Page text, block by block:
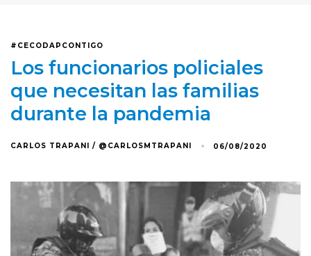
#CECODAPCONTIGO
Los funcionarios policiales
que necesitan las familias
durante la pandemia
CARLOS TRAPANI / @CARLOSMTRAPANI 06/08/2020